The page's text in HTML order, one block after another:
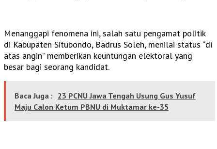
Menanggapi fenomena ini, salah satu pengamat politik
di Kabupaten Situbondo, Badrus Soleh, menilai status “di
atas angin” memberikan keuntungan elektoral yang
besar bagi seorang kandidat.
Baca Juga : 23 PCNU Jawa Tengah Usung Gus Yusuf
Maju Calon Ketum PBNU di Muktamar ke-35